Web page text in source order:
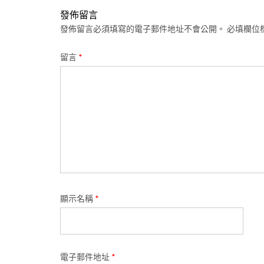
發佈留言
發佈留言必須填寫的電子郵件地址不會公開。 必填欄位
留言 *
顯示名稱 *
電子郵件地址 *